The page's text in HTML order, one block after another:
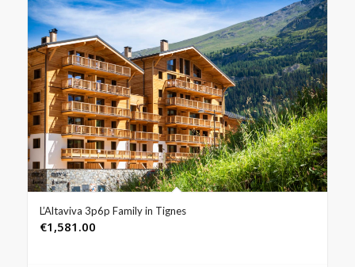
L’Altaviva 3p6p Family in Tignes
€1,581.00